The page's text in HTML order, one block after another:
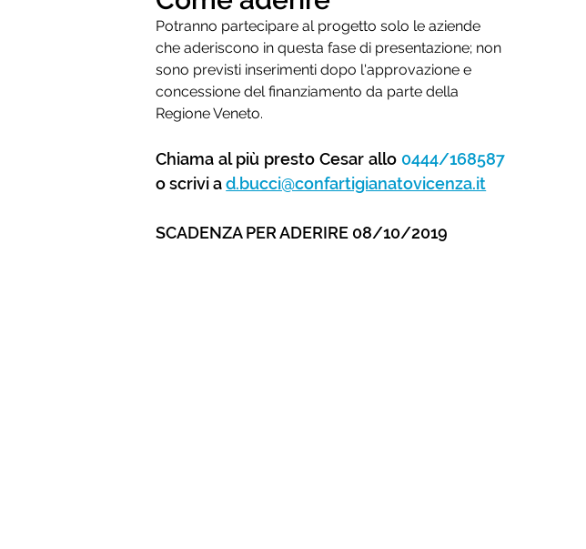
Potranno partecipare al progetto solo le aziende
che aderiscono in questa fase di presentazione; non
sono previsti inserimenti dopo l'approvazione e
concessione del finanziamento da parte della
Regione Veneto.
Chiama al più presto Cesar allo 0444/168587
o scrivi ad.bucci@confartigianatovicenza.it
SCADENZA PER ADERIRE 08/10/2019